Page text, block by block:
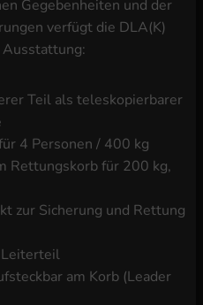
Gegebenheiten und der
verfügt die DLA(K)
Teil als teleskopierbarer
4 Personen / 400 kg
Rettungskorb für 200 kg,
zur Sicherung und Rettung
am Korb (Leader